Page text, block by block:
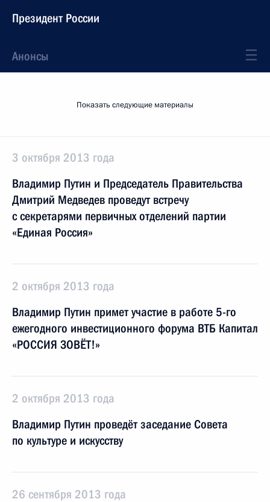
Президент России
Анонсы
Показать следующие материалы
3 октября 2013 года
Владимир Путин и Председатель Правительства
Дмитрий Медведев проведут встречу
с секретарями первичных отделений партии
«Единая Россия»
2 октября 2013 года
Владимир Путин примет участие в работе 5-го
ежегодного инвестиционного форума ВТБ Капитал
«РОССИЯ ЗОВЁТ!»
2 октября 2013 года
Владимир Путин проведёт заседание Совета
по культуре и искусству
26 сентября 2013 года